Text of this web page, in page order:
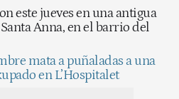
este jueves en una antigua
Anna, en el barrio del
mata a puñaladas a una
en L’Hospitalet